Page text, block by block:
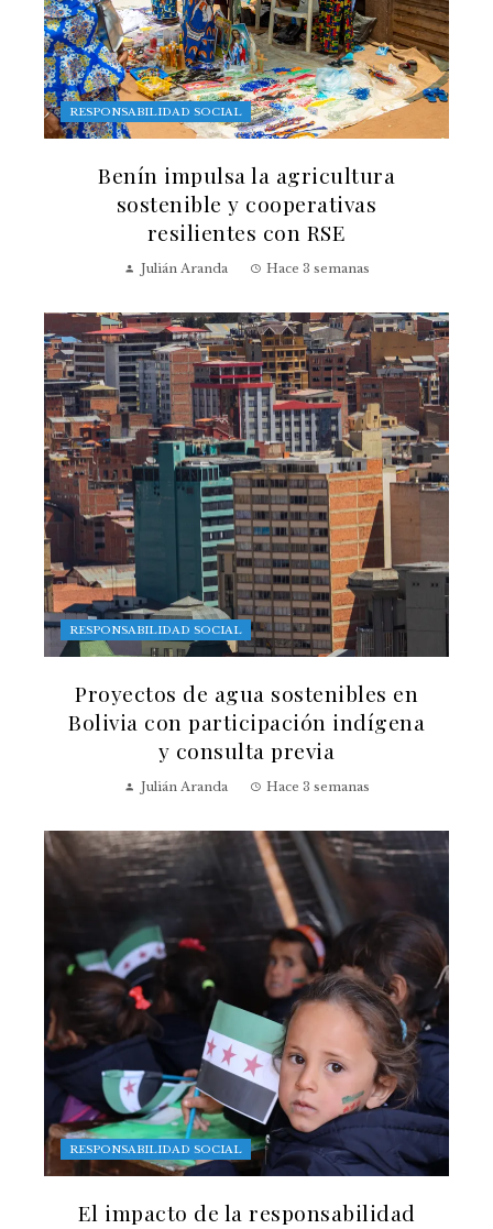
RESPONSABILIDAD SOCIAL
Benín impulsa la agricultura
sostenible y cooperativas
resilientes con RSE
Julián Aranda Hace 3 semanas
RESPONSABILIDAD SOCIAL
Proyectos de agua sostenibles en
Bolivia con participación indígena
y consulta previa
Julián Aranda Hace 3 semanas
RESPONSABILIDAD SOCIAL
El impacto de la responsabilidad